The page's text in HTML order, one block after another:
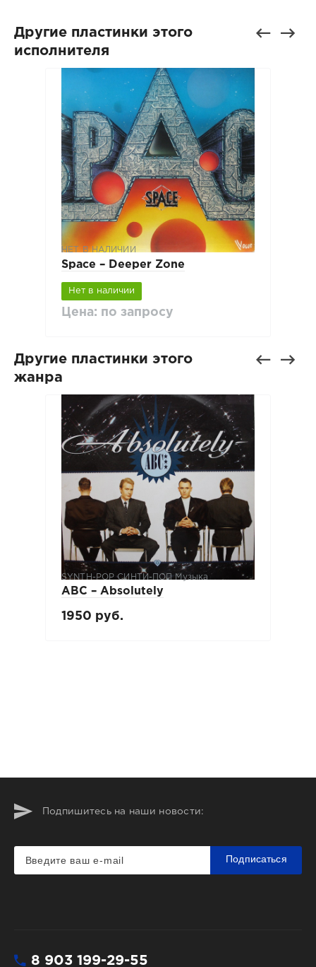
Другие пластинки этого
исполнителя
НЕТ В НАЛИЧИИ
Space ‎– Deeper Zone
Нет в наличии
Цена: по запросу
Другие пластинки этого
жанра
SYNTH-POP СИНТИ-ПОП Музыка
ABC ‎– Absolutely
1950 руб.
Подпишитесь на наши новости:
Подписаться
8 903 199-29-55